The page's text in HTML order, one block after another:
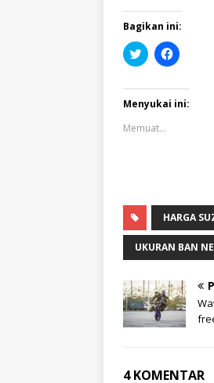
Bagikan ini:
K
l
u
n
t
k
i
d
a
T
t
t
e
r
(
u
K
l
u
n
i
k
a
n
d
i
c
e
b
o
o
m
Menyukai ini:
Memuat...
HARGA
UKURAN BAN
4 KOMENTAR